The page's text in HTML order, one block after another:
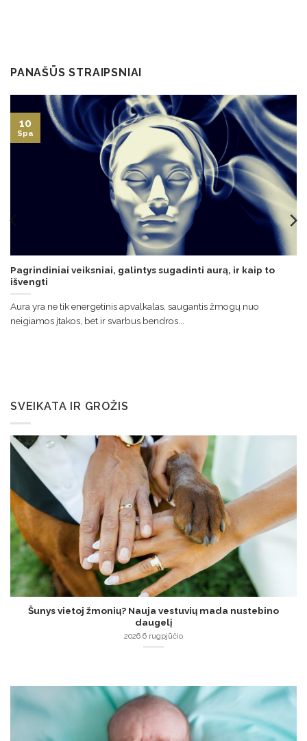
PANAŠŪS STRAIPSNIAI
Pagrindiniai veiksniai, galintys sugadinti aurą, ir kaip to
išvengti
Aura yra ne tik energetinis apvalkalas, saugantis žmogų nuo
neigiamos įtakos, bet ir svarbus bendros...
10
Spa
SVEIKATA IR GROŽIS
Šunys vietoj žmonių? Nauja vestuvių mada nustebino
daugelį
2026 6 rugpjūčio